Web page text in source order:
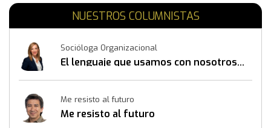
NUESTROS COLUMNISTAS
Socióloga Organizacional
El lenguaje que usamos con nosotros
Me resisto al futuro
Me resisto al futuro